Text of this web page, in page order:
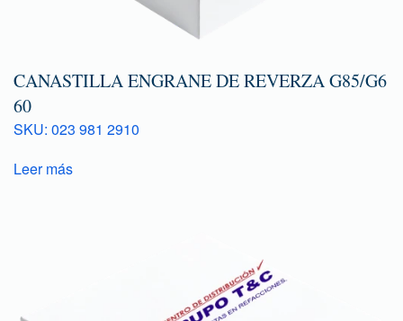
CANASTILLA ENGRANE DE REVERZA G85/G6
60
SKU: 023 981 2910
Leer más